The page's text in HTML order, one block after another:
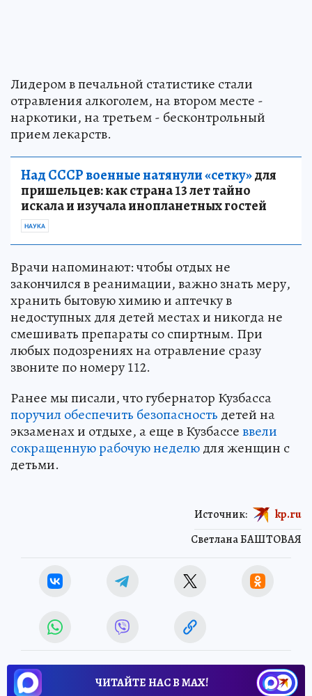
Лидером в печальной статистике стали
отравления алкоголем, на втором месте -
наркотики, на третьем - бесконтрольный
прием лекарств.
Над СССР военные натянули «сетку»для
пришельцев: как страна 13 лет тайно
искала и изучала инопланетных гостей
НАУКА
Врачи напоминают: чтобы отдых не
закончился в реанимации, важно знать меру,
хранить бытовую химию и аптечку в
недоступных для детей местах и никогда не
смешивать препараты со спиртным. При
любых подозрениях на отравление сразу
звоните по номеру 112.
Ранее мы писали, что губернатор Кузбасса
поручил обеспечить безопасность детей на
экзаменах и отдыхе, а еще в Кузбассеввели
сокращенную рабочую неделюдля женщин с
детьми.
Светлана БАШТОВАЯ
Источник: kp.ru
ЧИТАЙТЕ НАС В МАХ!